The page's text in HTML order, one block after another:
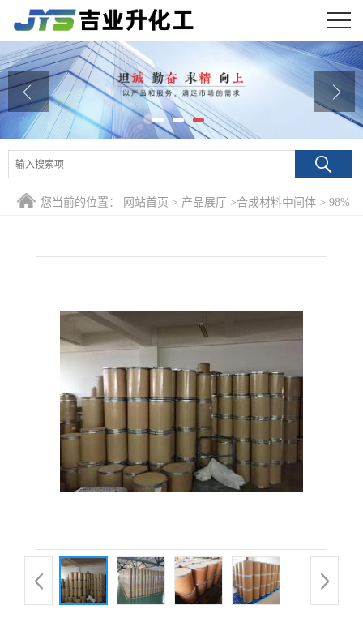
公司首页
公司介绍
公司动态
产品展厅
证书荣誉
您当前的位置： 网站首页 > 产品展厅 >合成材料中间体 > 98%